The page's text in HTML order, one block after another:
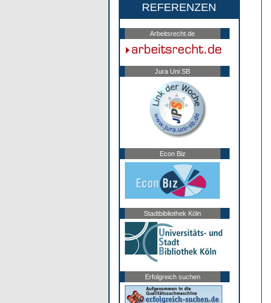
REFERENZEN
Arbeitsrecht.de
Jura Uni SB
Econ Biz
Stadtbibliothek Köln
Erfolgreich suchen